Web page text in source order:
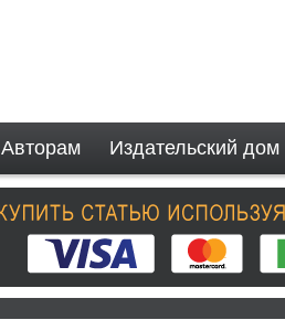
Авторам Издательский дом